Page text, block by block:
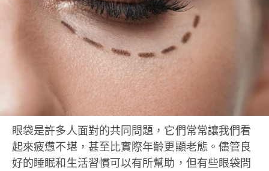
眼袋是許多人面對的共同問題，它們常常讓我們看
起來疲憊不堪，甚至比實際年齡更顯老態。儘管良
好的睡眠和生活習慣可以有所幫助，但有些眼袋問